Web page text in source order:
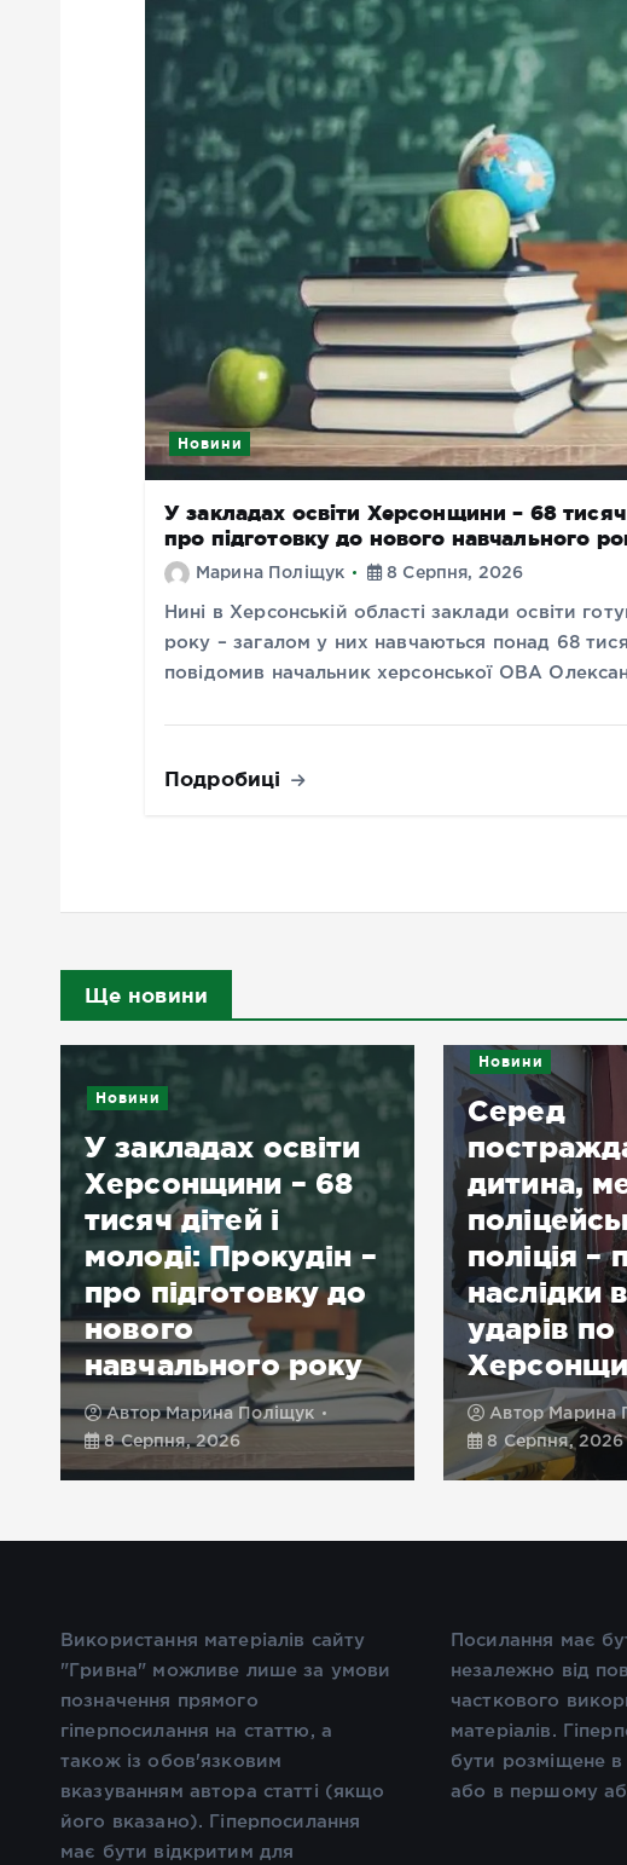
Новини
У закладах освіти Херсонщини – 68 тисяч
про підготовку до нового навчального
Марина Поліщук 8 Серпня, 2026
Нині в Херсонській області заклади освіти
року – загалом у них навчаються понад 68
повідомив начальник херсонської ОВА
Подробиці
Ще новини
Новини
У закладах освіти
Херсонщини – 68
тисяч дітей і
молоді: Прокудін –
про підготовку до
нового
навчального року
АвторМарина Поліщук
8 Серпня, 2026
Новини
Серед
дитина,
поліція –
наслідки
ударів по
АвторМарина
8 Серпня, 2026
Використання матеріалів сайту
"Гривна" можливе лише за умови
позначення прямого
гіперпосилання на статтю, а
також із обов'язковим
вказуванням автора статті (якщо
його вказано). Гіперпосилання
має бути відкритим для
Посилання має
незалежно від
часткового
матеріалів.
бути розміщене в
або в першому